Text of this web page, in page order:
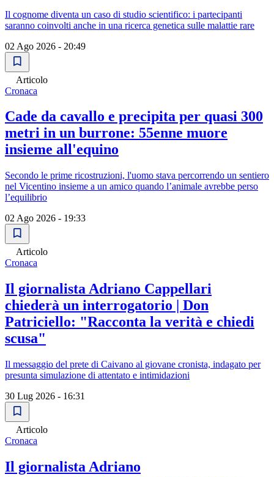
Il cognome diventa un caso di studio scientifico: i partecipanti
saranno coinvolti anche in una ricerca genetica sulle malattie rare
02 Ago 2026 - 20:49
Articolo
Cronaca
Cade da cavallo e precipita per quasi 300
metri in un burrone: 55enne muore
insieme all'equino
Secondo le prime ricostruzioni, l'uomo stava percorrendo un sentiero
nel Vicentino insieme a un amico quando l’animale avrebbe perso
l’equilibrio
02 Ago 2026 - 19:33
Articolo
Cronaca
Il giornalista Adriano Cappellari
chiederà un interrogatorio | Don
Patriciello: "Racconta la verità e chiedi
scusa"
Il messaggio del prete di Caivano al giovane cronista, indagato per
presunta simulazione di attentato e intimidazioni
30 Lug 2026 - 16:31
Articolo
Cronaca
Il giornalista Adriano